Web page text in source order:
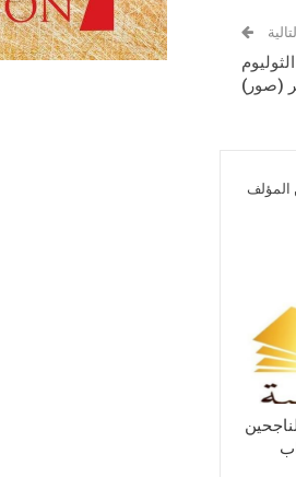
الثوليوم
(صور)
المؤلف